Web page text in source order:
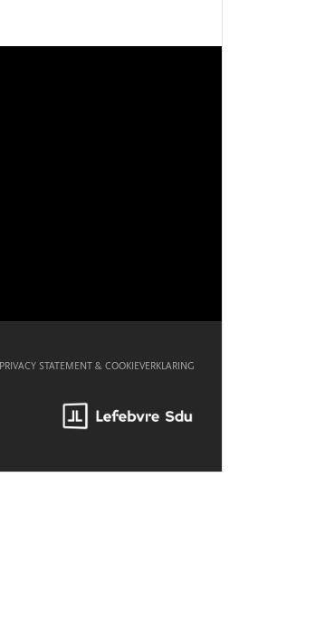
PRIVACY STATEMENT & COOKIEVERKLARING